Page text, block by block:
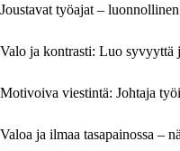
Joustavat työajat –
Valo ja kontrasti: Luo syvyyttä
Motivoiva viestintä: Johtaja
Valoa ja ilmaa tasapainossa –